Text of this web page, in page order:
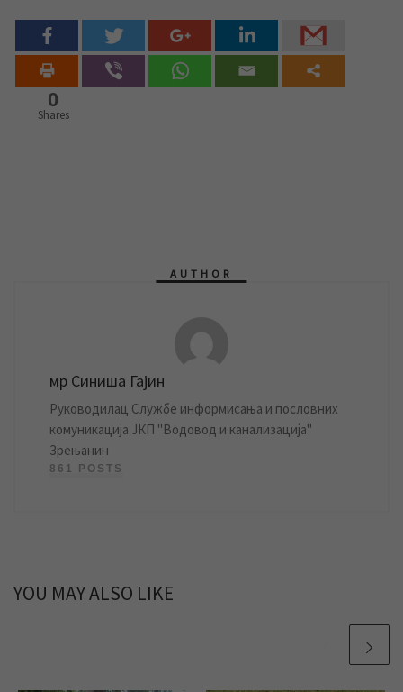
0
Shares
AUTHOR
мр Синиша Гајин
Руководилац Службе информисања и пословних
комуникација ЈКП "Водовод и канализација"
Зрењанин
861 POSTS
YOU MAY ALSO LIKE